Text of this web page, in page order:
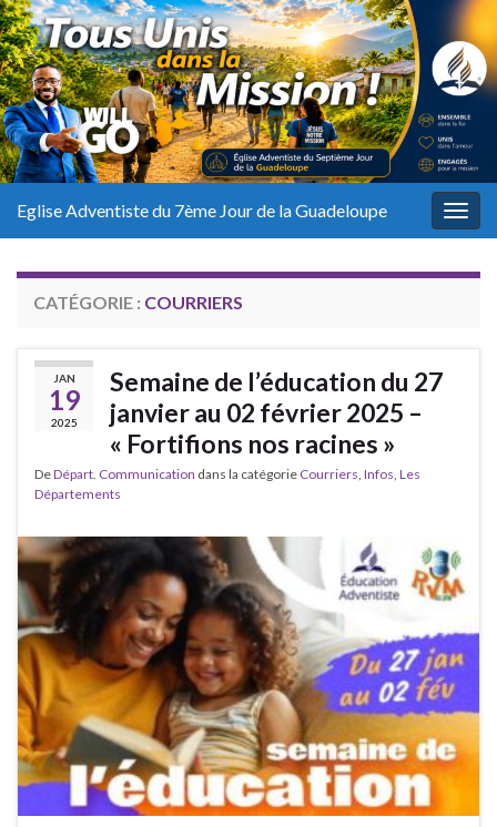
Eglise Adventiste du 7ème Jour de la Guadeloupe
CATÉGORIE : COURRIERS
JAN
19
2025
Semaine de l’éducation du 27
janvier au 02 février 2025 –
« Fortifions nos racines »
DeDépart. Communication dans la catégorie Courriers, Infos, Les
Départements